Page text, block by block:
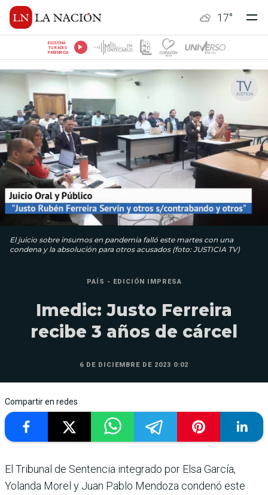
17°
ESCUCHÁ
TU RADIO
PREFERIDA
El juicio sobre insumos en pandemia falló este martes con una
condena y la absolución para otros acusados (foto: JUSTICIA TV)
PAÍS - EDICIÓN IMPRESA
Imedic: Justo Ferreira
recibe 3 años de cárcel
6 DE DICIEMBRE DE 2023 0:02
Compartir en redes
El Tribunal de Sentencia integrado por Elsa García,
Yolanda Morel y Juan Pablo Mendoza condenó este